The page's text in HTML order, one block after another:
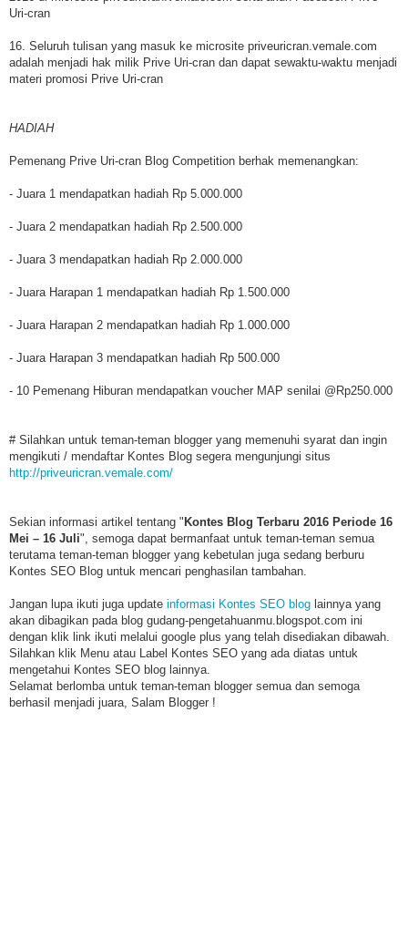
Uri-cran
16. Seluruh tulisan yang masuk ke microsite priveuricran.vemale.com
adalah menjadi hak milik Prive Uri-cran dan dapat sewaktu-waktu menjadi
materi promosi Prive Uri-cran
HADIAH
Pemenang Prive Uri-cran Blog Competition berhak memenangkan:
- Juara 1 mendapatkan hadiah Rp 5.000.000
- Juara 2 mendapatkan hadiah Rp 2.500.000
- Juara 3 mendapatkan hadiah Rp 2.000.000
- Juara Harapan 1 mendapatkan hadiah Rp 1.500.000
- Juara Harapan 2 mendapatkan hadiah Rp 1.000.000
- Juara Harapan 3 mendapatkan hadiah Rp 500.000
- 10 Pemenang Hiburan mendapatkan voucher MAP senilai @Rp250.000
# Silahkan untuk teman-teman blogger yang memenuhi syarat dan ingin
mengikuti / mendaftar Kontes Blog segera mengunjungi situs
http://priveuricran.vemale.com/
Sekian informasi artikel tentang " Kontes Blog Terbaru 2016 Periode 16
Mei – 16 Juli", semoga dapat bermanfaat untuk teman-teman semua
terutama teman-teman blogger yang kebetulan juga sedang berburu
Kontes SEO Blog untuk mencari penghasilan tambahan.
Jangan lupa ikuti juga update informasi Kontes SEO blog lainnya yang
akan dibagikan pada blog gudang-pengetahuanmu.blogspot.com ini
dengan klik link ikuti melalui google plus yang telah disediakan dibawah.
Silahkan klik Menu atau Label Kontes SEO yang ada diatas untuk
mengetahui Kontes SEO blog lainnya.
Selamat berlomba untuk teman-teman blogger semua dan semoga
berhasil menjadi juara, Salam Blogger !